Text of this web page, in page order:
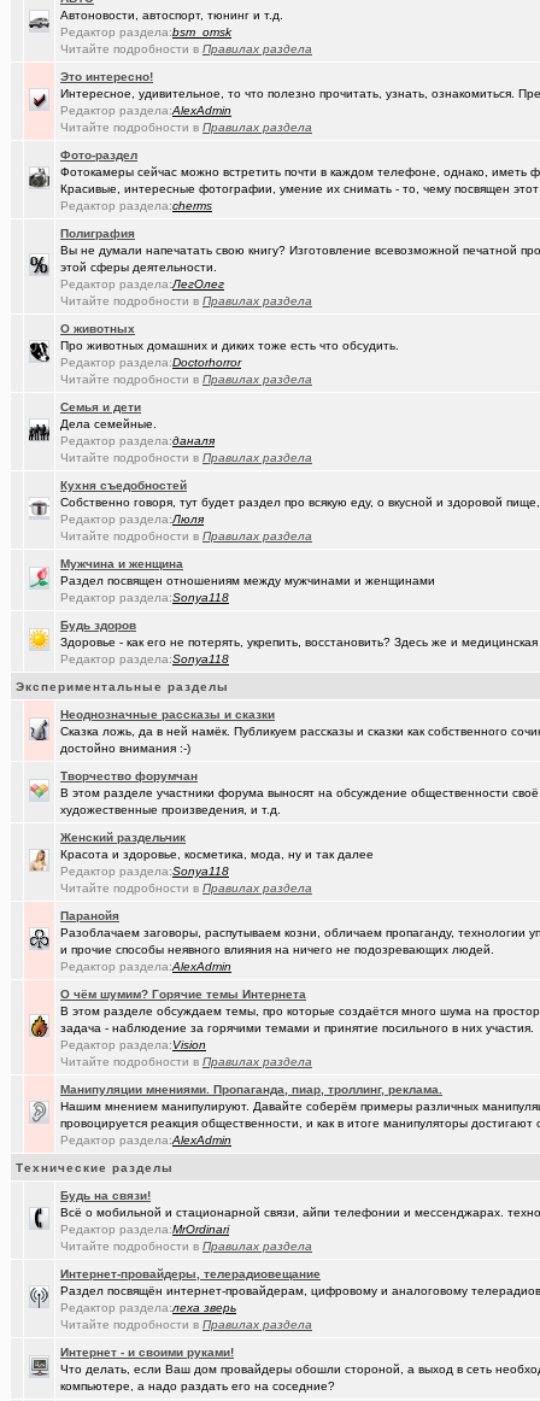
АКПП матиз. Ремонтировать или менять?
Доброй ночи :) (Vector)
(Vector)
Где можно отремонтировать вязаную варежку?(anti a-d..) +3
Молодые таланты классической гитары - Майя Казарина
Музыкальные вкус - поговорим?(Kebbos)
Теле2 в Омске(t2) +8155
Ремонт квартир омск отзывы. любые строительные работы
коворкинг проекты
Betatransfer.net - прием платежей для HIGH RISK проектов
Челлендж "Какой кофе ты сейчас пьёшь?"(Люля) +2722
Владимир Шандриков(Александ..)
7я.ТВ и Я.ru (Омские кабельные сети)
(Александ..)
Преобразователь ПРЭМ ваше мнение? (Kebbos) +1
(Моеимяза..)
Автоматизация домашнего учета ЖКХ и многое другое ...
двойное гражданство
Алтайский мед - в помощь здоровью!(qwer5523) +225
Как это понимать ? (JUMPER) +7
А что вы сейчас готовите?(Люля) +16109
прописка она же регистрация(drob_vv_..) +1
Роскосмос возвращается(karaganda)
Нерадивые расклейщики рекламы(Демон ЖКХ) +108
ОК Восток-Запад - что это, кто это?!
Начались продажи PC на базе процессоров Эльбрус-4С (Скоро же..)
Кто такой человек?(kinslayer) +64
От кукольного домика до дачного теремка (Павел Ur..)
Мьюинг за 3 минуты(tramov)
Красивая одежда для худеньких девушек (размер 40-42)
В Сарове установлена лазерная термоядерная установка(Sxolastik) +145
Автоновости, автоспорт, тюнинг и т.д.
Редактор раздела:bsm_omsk
Читайте подробности в Правилах раздела
Это интересно!
Интересное, удивительное, то что полезно прочитать, узнать, ознакомиться.
Редактор раздела:AlexAdmin
Читайте подробности в Правилах раздела
Фото-раздел
Фотокамеры сейчас можно встретить почти в каждом телефоне, однако, иметь
Красивые, интересные фотографии, умение их снимать - то, чему посвящен
Редактор раздела:cherms
Полиграфия
Вы не думали напечатать свою книгу? Изготовление всевозможной печатной
этой сферы деятельности.
Редактор раздела:ЛегОлег
Читайте подробности в Правилах раздела
О животных
Про животных домашних и диких тоже есть что обсудить.
Редактор раздела:Doctorhorror
Читайте подробности в Правилах раздела
Семья и дети
Дела семейные.
Редактор раздела:даналя
Читайте подробности в Правилах раздела
Кухня съедобностей
Собственно говоря, тут будет раздел про всякую еду, о вкусной и здоровой
Редактор раздела:Люля
Читайте подробности в Правилах раздела
Мужчина и женщина
Раздел посвящен отношениям между мужчинами и женщинами
Редактор раздела:Sonya118
Будь здоров
Здоровье - как его не потерять, укрепить, восстановить? Здесь же и
Редактор раздела:Sonya118
Экспериментальные разделы
Неоднозначные рассказы и сказки
Сказка ложь, да в ней намёк. Публикуем рассказы и сказки как собственного
достойно внимания :-)
Творчество форумчан
В этом разделе участники форума выносят на обсуждение общественности
художественные произведения, и т.д.
Женский раздельчик
Красота и здоровье, косметика, мода, ну и так далее
Редактор раздела:Sonya118
Читайте подробности в Правилах раздела
Паранойя
Разоблачаем заговоры, распутываем козни, обличаем пропаганду,
и прочие способы неявного влияния на ничего не подозревающих людей.
Редактор раздела:AlexAdmin
О чём шумим? Горячие темы Интернета
В этом разделе обсуждаем темы, про которые создаётся много шума на
задача - наблюдение за горячими темами и принятие посильного в них участия.
Редактор раздела:Vision
Читайте подробности в Правилах раздела
Манипуляции мнениями. Пропаганда, пиар, троллинг, реклама.
Нашим мнением манипулируют. Давайте соберём примеры различных
провоцируется реакция общественности, и как в итоге манипуляторы достигают
Редактор раздела:AlexAdmin
Технические разделы
Будь на связи!
Всё о мобильной и стационарной связи, айпи телефонии и мессенджарах.
Редактор раздела:MrOrdinari
Читайте подробности в Правилах раздела
Интернет-провайдеры, телерадиовещание
Раздел посвящён интернет-провайдерам, цифровому и аналоговому
Редактор раздела:леха зверь
Читайте подробности в Правилах раздела
Интернет - и своими руками!
Что делать, если Ваш дом провайдеры обошли стороной, а выход в сеть
компьютере, а надо раздать его на соседние?